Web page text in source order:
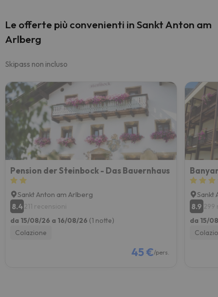
Le offerte più convenienti in Sankt Anton am
Arlberg
Skipass non incluso
Pension der Steinbock - Das Bauernhaus
Sankt Anton am Arlberg
8.4211 recensioni
da 15/08/26 a 16/08/26 (1 notte)
Colazione
45 €/pers.
Sankt
8.9 299
da 15/